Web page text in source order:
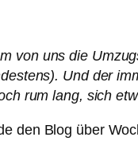
von uns die
Und der
rum lang, sich
den Blog über